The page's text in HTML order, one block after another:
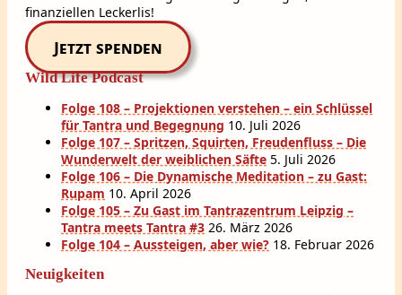
finanziellen Leckerlis!
Jetzt spenden
Wild Life Podcast
Folge 108 – Projektionen verstehen – ein Schlüssel
für Tantra und Begegnung 10. Juli 2026
Folge 107 – Spritzen, Squirten, Freudenfluss – Die
Wunderwelt der weiblichen Säfte 5. Juli 2026
Folge 106 – Die Dynamische Meditation – zu Gast:
Rupam 10. April 2026
Folge 105 – Zu Gast im Tantrazentrum Leipzig –
Tantra meets Tantra #3 26. März 2026
Folge 104 – Aussteigen, aber wie? 18. Februar 2026
Neuigkeiten